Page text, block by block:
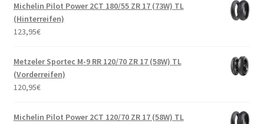
Michelin Pilot Power 2CT 180/55 ZR 17 (73W) TL
(Hinterreifen)
123,95€
Metzeler Sportec M-9 RR 120/70 ZR 17 (58W) TL
(Vorderreifen)
120,95€
Michelin Pilot Power 2CT 120/70 ZR 17 (58W) TL